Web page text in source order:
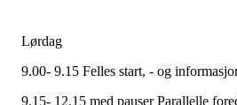
Lørdag
9.00- 9.15 Felles start, - og
9.15- 12.15 med pauser Parallelle